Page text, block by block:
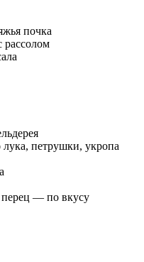
почка
рассолом
лука, петрушки, укропа
— по вкусу